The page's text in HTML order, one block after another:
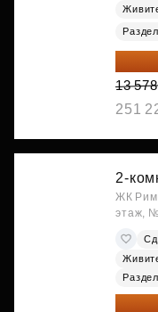
10
13
251
2-
ЖК
этаж,
11